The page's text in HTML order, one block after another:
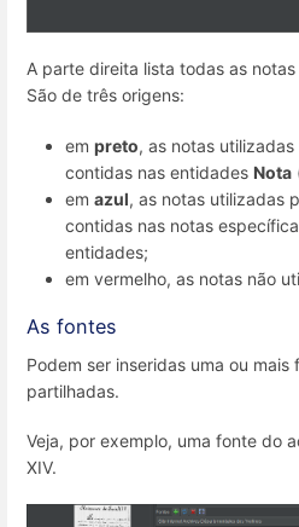
A parte direita lista todas as
São de três origens:
em preto, as notas
contidas nas entidades Nota
em azul, as notas utilizadas
contidas nas notas
entidades;
em vermelho, as notas não
As fontes
Podem ser inseridas uma ou
partilhadas.
Veja, por exemplo, uma fonte do
XIV.